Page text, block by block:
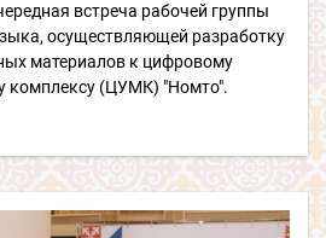
встреча рабочей группы
осуществляющей разработку
материалов к цифровому
комплексу (ЦУМК) "Номто".